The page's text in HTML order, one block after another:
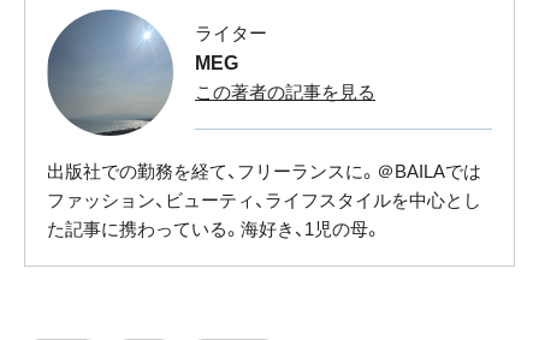
ライター
MEG
この著者の記事を見る
出版社での勤務を経て、フリーランスに。＠BAILAでは
ファッション、ビューティ、ライフスタイルを中心とし
た記事に携わっている。海好き、1児の母。